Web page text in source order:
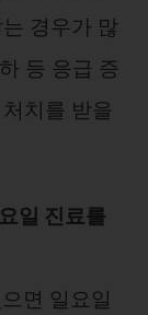
경우가 많
등 응급 증
치를 받을
일 진료를
면 일요일